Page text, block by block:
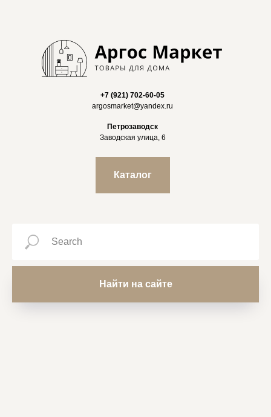
+7 (921) 702-60-05
argosmarket@yandex.ru
Петрозаводск
Заводская улица, 6
Каталог
Найти на сайте